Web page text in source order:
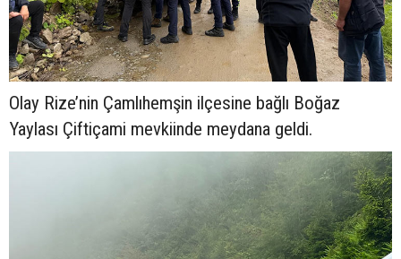
Olay Rize’nin Çamlıhemşin ilçesine bağlı Boğaz
Yaylası Çiftiçami mevkiinde meydana geldi.